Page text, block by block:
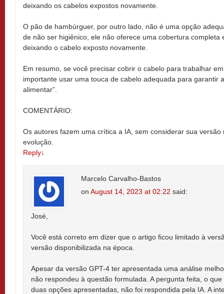
deixando os cabelos expostos novamente.
O pão de hambúrguer, por outro lado, não é uma opção
de não ser higiênico, ele não oferece uma cobertura completa
deixando o cabelo exposto novamente.
Em resumo, se você precisar cobrir o cabelo para trabalhar
importante usar uma touca de cabelo adequada para garantir
alimentar”.
COMENTÁRIO:
Os autores fazem uma crítica a IA, sem considerar sua
evolução.
Reply↓
Marcelo Carvalho-Bastos
on August 14, 2023 at 02:22 said:
José,
Você está correto em dizer que o artigo ficou limitado à
versão disponibilizada na época.
Apesar da versão GPT-4 ter apresentada uma análise
não respondeu à questão formulada. A pergunta feita, o
duas opções apresentadas, não foi respondida pela IA. A